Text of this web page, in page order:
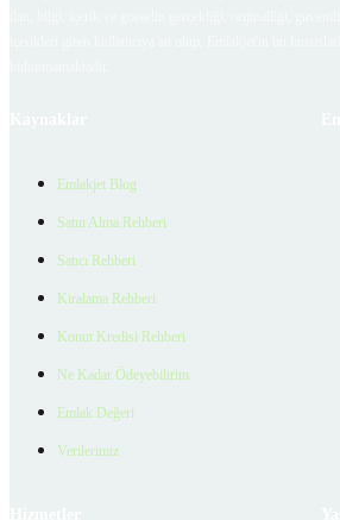
Emlakjet Blog
Satın Alma Rehberi
Satıcı Rehberi
Kiralama Rehberi
Konut Kredisi Rehberi
Ne Kadar Ödeyebilirim
Emlak Değeri
Verilerimiz